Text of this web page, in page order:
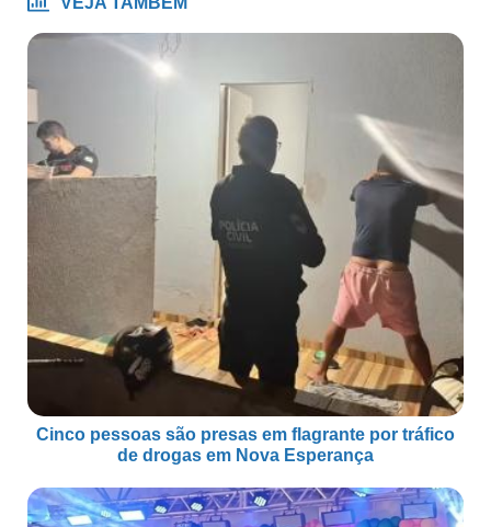
Cinco pessoas são presas em flagrante por tráfico
de drogas em Nova Esperança